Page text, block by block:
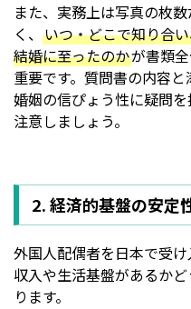
また、実務上は写真の枚
く、 いつ・どこで知り合
結婚に至ったのかが書類
重要です。質問書の内容と
婚姻の信ぴょう性に疑問
注意しましょう。
2. 経済的基盤の安定
外国人配偶者を日本で受
収入や生活基盤があるか
ります。